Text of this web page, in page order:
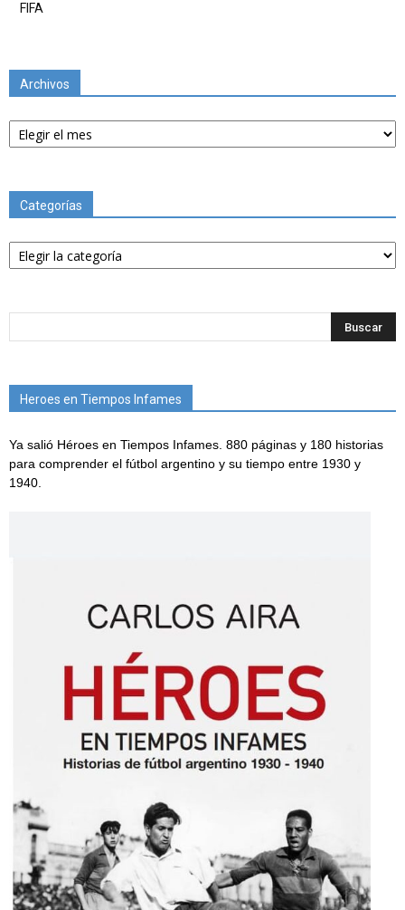
FIFA
Archivos
Archivos
Categorías
Categorías
Heroes en Tiempos Infames
Ya salió Héroes en Tiempos Infames. 880 páginas y 180 historias
para comprender el fútbol argentino y su tiempo entre 1930 y
1940.